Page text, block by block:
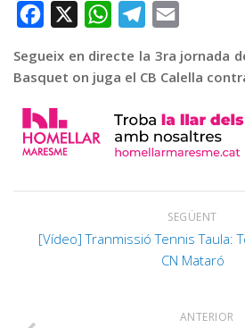
Facebook WhatsAppTelegram
Segueix en directe la 3ra jornada
Basquet on juga el CB Calella
SEGÜENT
[Vídeo] Tranmissió Tennis Taula:
CN Mataró
ANTERIOR